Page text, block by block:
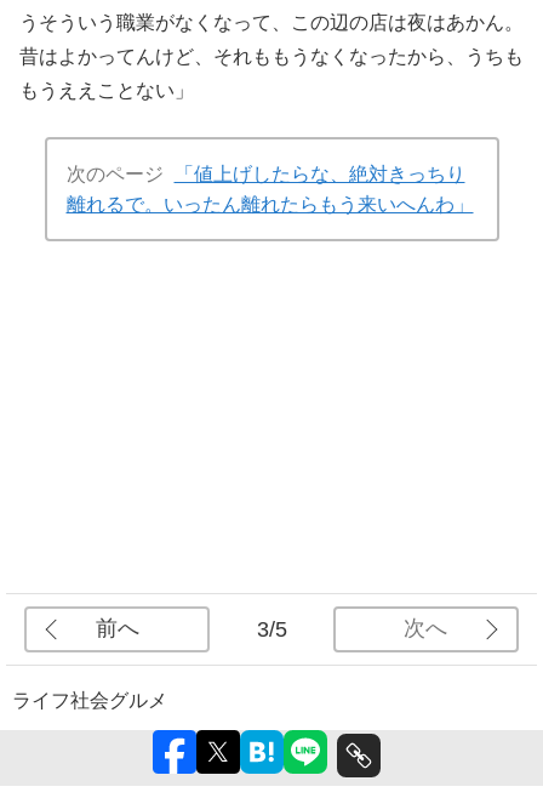
うそういう職業がなくなって、この辺の店は夜はあかん。
昔はよかってんけど、それももうなくなったから、うちも
もうええことない」
次のページ
「値上げしたらな、絶対きっちり
離れるで。いったん離れたらもう来いへんわ」
前へ 3/5 次へ
ライフ社会グルメ